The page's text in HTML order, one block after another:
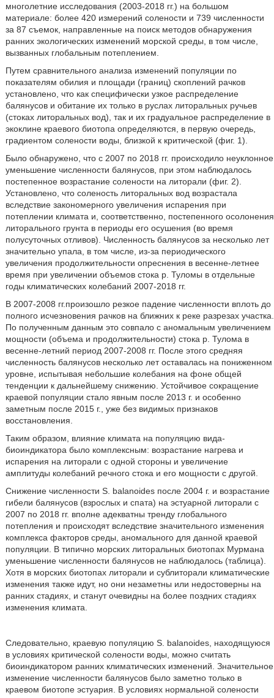
многолетние исследования (2003-2018 гг.) на большом
материале: более 420 измерений солености и 739 численности
за 87 съемок, направленные на поиск методов обнаружения
ранних экологических изменений морской среды, в том числе,
вызванных глобальным потеплением.
Путем сравнительного анализа изменений популяции по
показателям обилия и площади (границ) скоплений рачков
установлено, что как специфически узкое распределение
балянусов и обитание их только в руслах литоральных ручьев
(стоках литоральных вод), так и их градуальное распределение в
экоклине краевого биотопа определяются, в первую очередь,
градиентом солености воды, близкой к критической (фиг. 1).
Было обнаружено, что с 2007 по 2018 гг. происходило неуклонное
уменьшение численности балянусов, при этом наблюдалось
постепенное возрастание солености на литорали (фиг. 2).
Установлено, что соленость литоральных вод возрастала
вследствие закономерного увеличения испарения при
потеплении климата и, соответственно, постепенного осолонения
литорального грунта в периоды его осушения (во время
полусуточных отливов). Численность балянусов за несколько лет
значительно упала, в том числе, из-за периодического
увеличения продолжительности опреснения в весенне-летнее
время при увеличении объемов стока р. Туломы в отдельные
годы климатических колебаний 2007-2018 гг.
В 2007-2008 гг.произошло резкое падение численности вплоть до
полного исчезновения рачков на ближних к реке разрезах участка.
По полученным данным это совпало с аномальным увеличением
мощности (объема и продолжительности) стока р. Тулома в
весенне-летний период 2007-2008 гг. После этого средняя
численность балянусов несколько лет оставалась на пониженном
уровне, испытывая небольшие колебания на фоне общей
тенденции к дальнейшему снижению. Устойчивое сокращение
краевой популяции стало явным после 2013 г. и особенно
заметным после 2015 г., уже без видимых признаков
восстановления.
Таким образом, влияние климата на популяцию вида-
биоиндикатора было комплексным: возрастание нагрева и
испарения на литорали с одной стороны и увеличение
амплитуды колебаний речного стока и его мощности с другой.
Снижение численности S. balanoides после 2004 г. и возрастание
гибели балянусов (взрослых и спата) на эстуарной литорали с
2007 по 2018 гг. вполне адекватны тренду глобального
потепления и происходят вследствие значительного изменения
комплекса факторов среды, аномального для данной краевой
популяции. В типично морских литоральных биотопах Мурмана
уменьшение численности балянусов не наблюдалось (таблица).
Хотя в морских биотопах литорали и сублиторали климатические
изменения также идут, но они незаметны или недостоверны на
ранних стадиях, и станут очевидны на более поздних стадиях
изменения климата.
Следовательно, краевую популяцию S. balanoides, находящуюся
в условиях критической солености воды, можно считать
биоиндикатором ранних климатических изменений. Значительное
изменение численности балянусов было заметно только в
краевом биотопе эстуария. В условиях нормальной солености